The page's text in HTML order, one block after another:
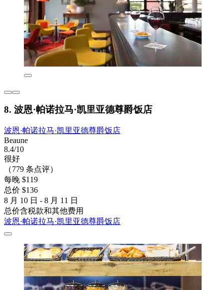
8. 波恩·帕诺拉马·凯里亚德尊爵饭店
波恩·帕诺拉马·凯里亚德尊爵饭店
Beaune
8.4/10
很好
（779 条点评）
每晚 $119
总价 $136
8 月 10 日 - 8 月 11 日
总价含税款和其他费用
波恩·帕诺拉马·凯里亚德尊爵饭店